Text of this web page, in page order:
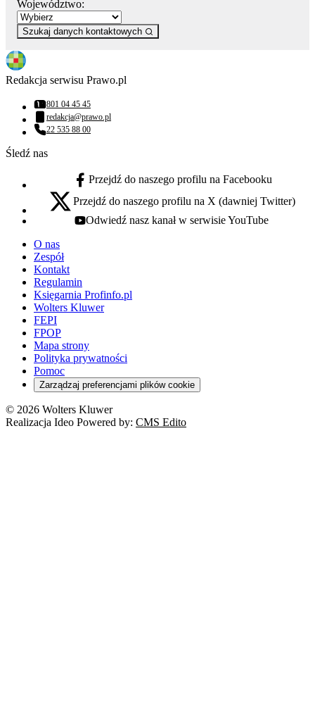
Województwo:
Szukaj danych kontaktowych
Redakcja serwisu Prawo.pl
Numer telefonu:
801 04 45 45
Adres email:
redakcja@prawo.pl
Numer telefonu:
22 535 88 00
Śledź nas
facebook - otwiera się w nowej karcie
Przejdź do naszego profilu na Facebooku
x - otwiera się w nowej karcie
Przejdź do naszego profilu na X (dawniej Twitter)
youtube - otwiera się w nowej karcie
Odwiedź nasz kanał w serwisie YouTube
O nas
Zespół
Kontakt
Regulamin
Księgarnia Profinfo.pl
Wolters Kluwer
FEPI
FPOP
Mapa strony
Polityka prywatności
Pomoc
Zarządzaj preferencjami plików cookie
© 2026 Wolters Kluwer
Realizacja Ideo Powered by: CMS Edito